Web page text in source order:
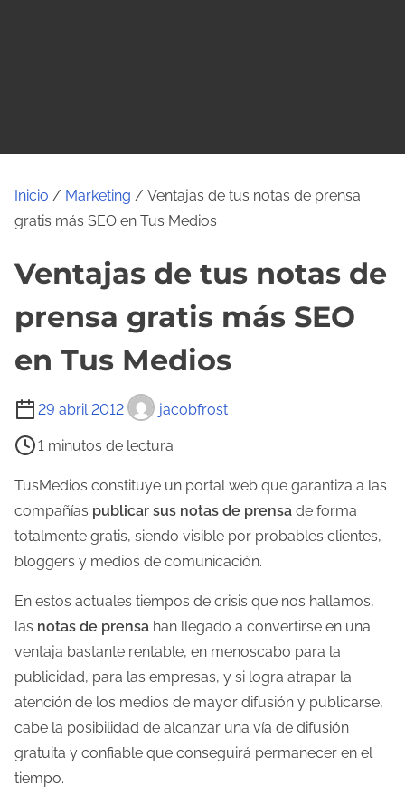
Inicio / Marketing / Ventajas de tus notas de prensa
gratis más SEO en Tus Medios
Ventajas de tus notas de
prensa gratis más SEO
en Tus Medios
29 abril 2012 jacobfrost
T
e
m
p
o
d
l
e
c
t
u
r
a
d
1 minutos de lectura
TusMedios constituye un portal web que garantiza a las
compañías publicar sus notas de prensa de forma
totalmente gratis, siendo visible por probables clientes,
bloggers y medios de comunicación.
En estos actuales tiempos de crisis que nos hallamos,
las notas de prensa han llegado a convertirse en una
ventaja bastante rentable, en menoscabo para la
publicidad, para las empresas, y si logra atrapar la
atención de los medios de mayor difusión y publicarse,
cabe la posibilidad de alcanzar una vía de difusión
gratuita y confiable que conseguirá permanecer en el
tiempo.